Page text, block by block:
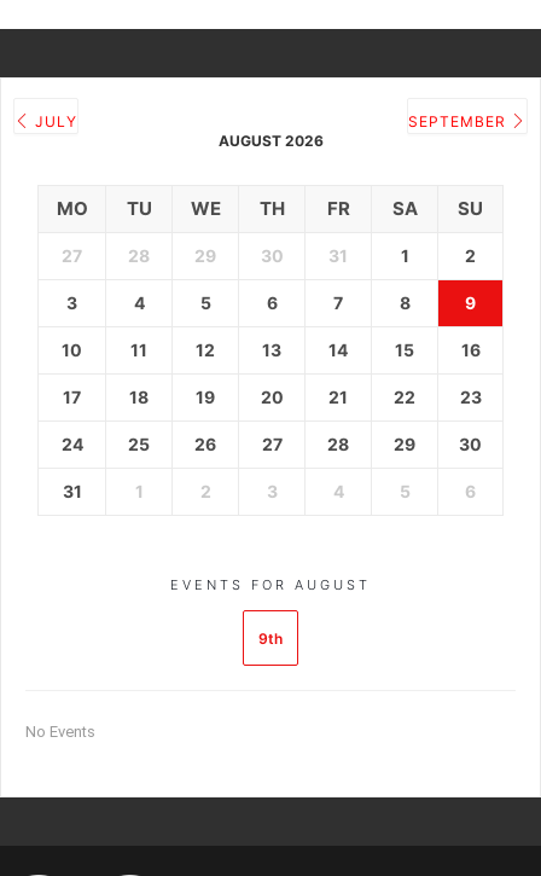
JULY
AUGUST 2026
SEPTEMBER
MO TU WE TH FR SA SU
27 28 29 30 31 1 2
3 4 5 6 7 8 9
10 11 12 13 14 15 16
17 18 19 20 21 22 23
24 25 26 27 28 29 30
31 1 2 3 4 5 6
EVENTS FOR AUGUST
9th
No Events